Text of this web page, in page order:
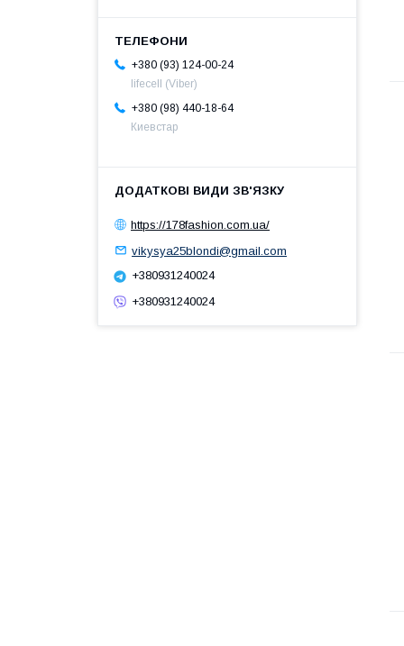
+380 (93) 124-00-24
lifecell (Viber)
+380 (98) 440-18-64
Киевстар
https://178fashion.com.ua/
vikysya25blondi@gmail.com
+380931240024
+380931240024